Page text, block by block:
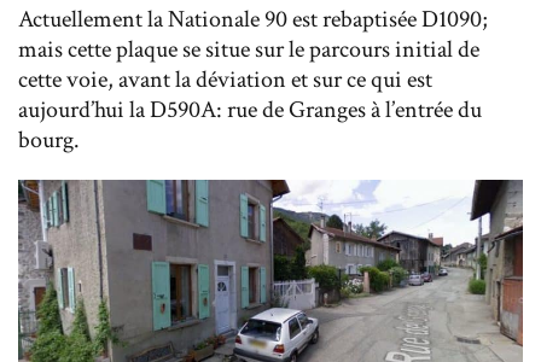
Actuellement la Nationale 90 est rebaptisée D1090;
mais cette plaque se situe sur le parcours initial de
cette voie, avant la déviation et sur ce qui est
aujourd’hui la D590A: rue de Granges à l’entrée du
bourg.